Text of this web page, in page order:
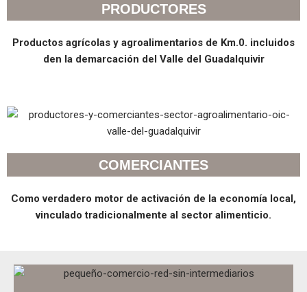
PRODUCTORES
Productos agrícolas y agroalimentarios de Km.0. incluidos
den la demarcación del Valle del Guadalquivir
COMERCIANTES
Como verdadero motor de activación de la economía local,
vinculado tradicionalmente al sector alimenticio.